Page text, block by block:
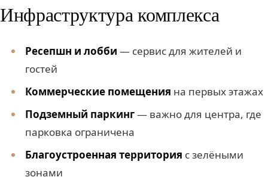
Инфраструктура комплекса
Ресепшн и лобби — сервис для жителей и
гостей
Коммерческие помещения на первых этажах
Подземный паркинг— важно для центра, где
парковка ограничена
Благоустроенная территория с зелёными
зонами